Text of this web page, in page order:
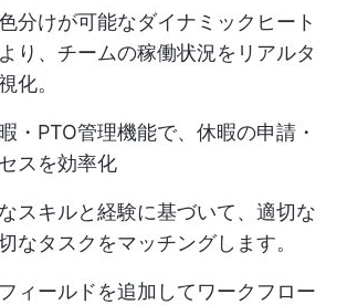
分けが可能なダイナミックヒート
り、チームの稼働状況をリアルタ
化。
・PTO管理機能で、休暇の申請・
スを効率化
スキルと経験に基づいて、適切な
なタスクをマッチングします。
ィールドを追加してワークフロー